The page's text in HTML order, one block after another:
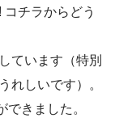
チラからどう
ています（特別
れしいです）。
きました。